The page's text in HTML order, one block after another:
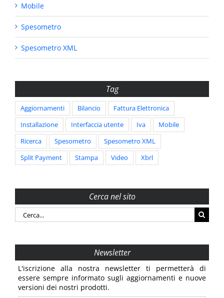
Mobile
Spesometro
Spesometro XML
Tag
Aggiornamenti Bilancio
Fattura Elettronica
Installazione
Interfaccia utente Iva
Mobile
Ricerca
Spesometro
Spesometro XML
Split Payment
Stampa Video Xbrl
Cerca nel sito
Cerca
per:
Newsletter
L'iscrizione alla nostra newsletter ti permetterà di
essere sempre informato sugli aggiornamenti e nuove
versioni dei nostri prodotti.